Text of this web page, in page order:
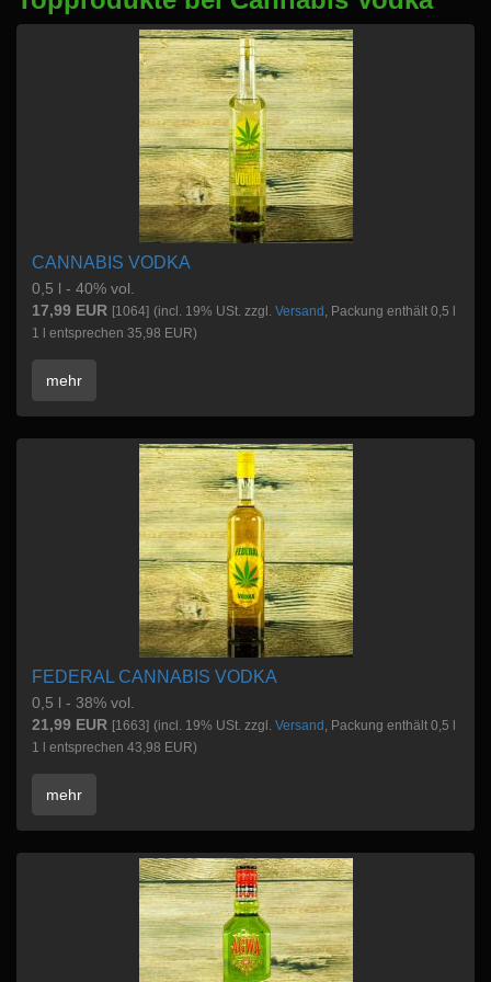
CANNABIS VODKA
0,5 l - 40% vol.
17,99 EUR [1064] (incl. 19% USt. zzgl. Versand , Packung enthält 0,5 l
1 l entsprechen 35,98 EUR)
mehr
FEDERAL CANNABIS VODKA
0,5 l - 38% vol.
21,99 EUR [1663] (incl. 19% USt. zzgl. Versand , Packung enthält 0,5 l
1 l entsprechen 43,98 EUR)
mehr